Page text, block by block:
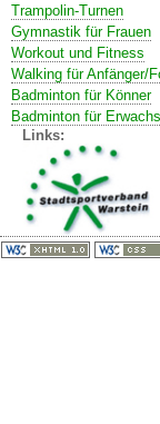
Trampolin-Turnen
Gymnastik für Frauen
Workout und Fitness
Walking für Anfänger/
Badminton für Könner
Badminton für
Links: